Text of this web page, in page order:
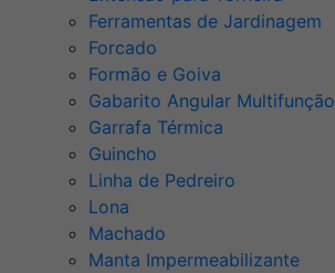
Ferramentas de Jardinagem
Forcado
Formão e Goiva
Gabarito Angular Multifunção
Garrafa Térmica
Guincho
Linha de Pedreiro
Lona
Machado
Manta Impermeabilizante